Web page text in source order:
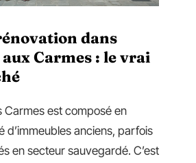
dans
aux Carmes : le vrai
Carmes est composé en
d’immeubles anciens, parfois
en secteur sauvegardé. C’est